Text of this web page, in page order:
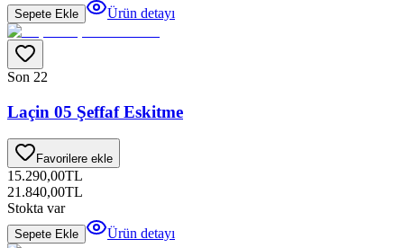
Sepete Ekle Ürün detayı
Son 22
Laçin 05 Şeffaf Eskitme
Favorilere ekle
15.290,00TL
21.840,00TL
Stokta var
Sepete Ekle Ürün detayı